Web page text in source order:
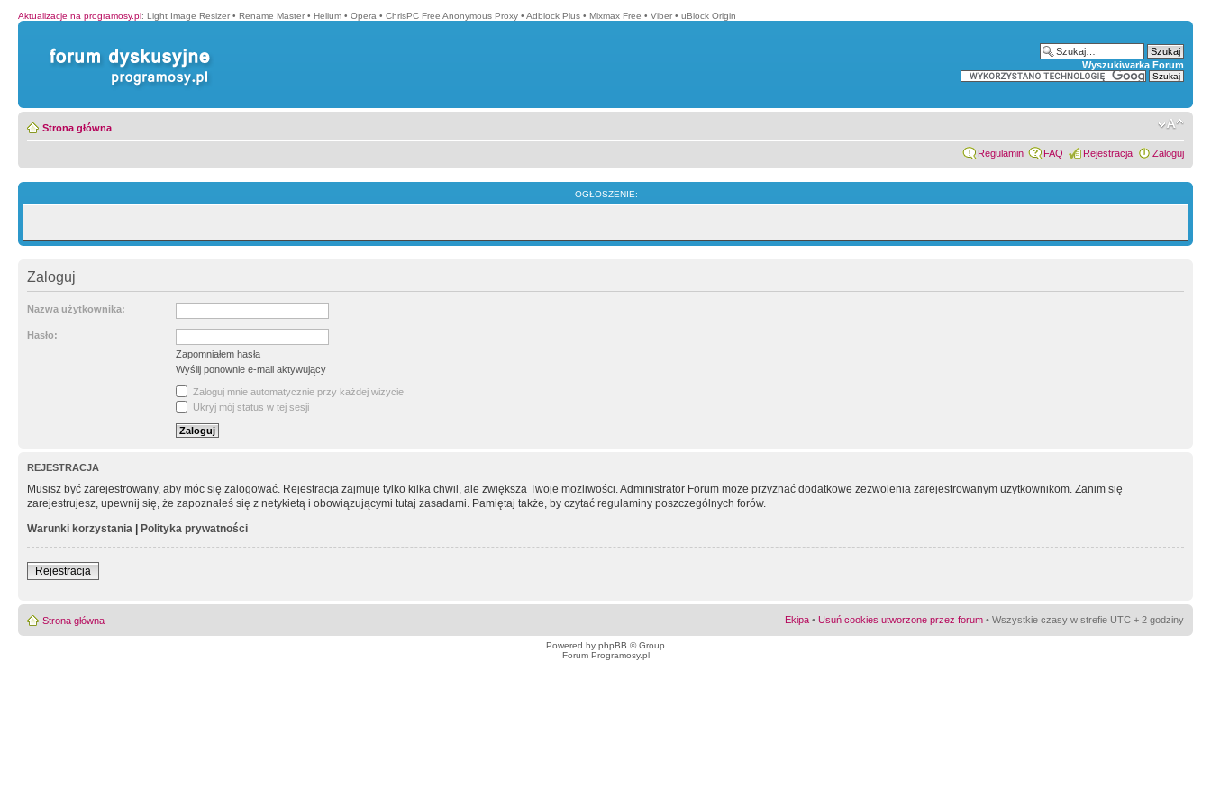
Aktualizacje na programosy.pl: Light Image Resizer • Rename Master • Helium • Opera • ChrisPC Free Anonymous Proxy • Adblock Plus • Mixmax Free • Viber • uBlock Origin
Wyszukiwarka Forum
Strona główna
Regulamin FAQ Rejestracja Zaloguj
OGŁOSZENIE:
Zaloguj
Nazwa użytkownika:
Hasło:
Zapomniałem hasła
Wyślij ponownie e-mail aktywujący
Zaloguj mnie automatycznie przy każdej wizycie
Ukryj mój status w tej sesji
REJESTRACJA
Musisz być zarejestrowany, aby móc się zalogować. Rejestracja zajmuje tylko kilka chwil, ale zwiększa Twoje możliwości. Administrator Forum może przyznać dodatkowe zezwolenia zarejestrowanym użytkownikom. Zanim się
zarejestrujesz, upewnij się, że zapoznałeś się z netykietą i obowiązującymi tutaj zasadami. Pamiętaj także, by czytać regulaminy poszczególnych forów.
Warunki korzystania | Polityka prywatności
Rejestracja
Strona główna Ekipa • Usuń cookies utworzone przez forum • Wszystkie czasy w strefie UTC + 2 godziny
Powered by phpBB © Group
Forum Programosy.pl